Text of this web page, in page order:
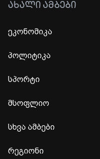
ᲐᲮᲐᲚᲘ ᲐᲛᲑᲔᲑᲘ
ეკონომიკა
პოლიტიკა
სპორტი
მსოფლიო
სხვა ამბები
რეგიონი